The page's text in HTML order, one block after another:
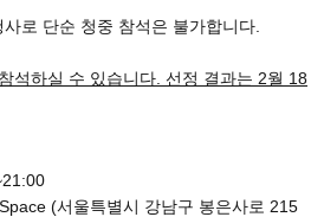
로 단순 청중 참석은 불가합니다.
석하실 수 있습니다. 선정 결과는 2월 18
(서울특별시 강남구 봉은사로 215